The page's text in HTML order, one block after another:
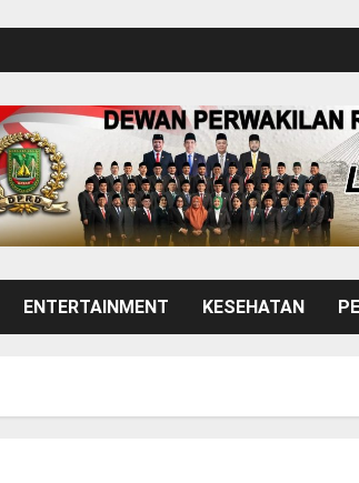
ENTERTAINMENT KESEHATAN